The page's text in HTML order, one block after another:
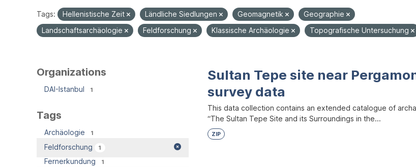
Tags: Hellenistische Zeit Ländliche Siedlungen Geomagnetik
Geographie
Landschaftsarchäologie
Feldforschung Klassische Archäologie Topografische Untersuchung
Organizations
DAI-Istanbul 1
Tags
Archäologie 1
Feldforschung 1
Fernerkundung 1
Sultan Tepe site near
survey data
This data collection contains an extended catalogue of
“The Sultan Tepe Site and its Surroundings in the...
ZIP